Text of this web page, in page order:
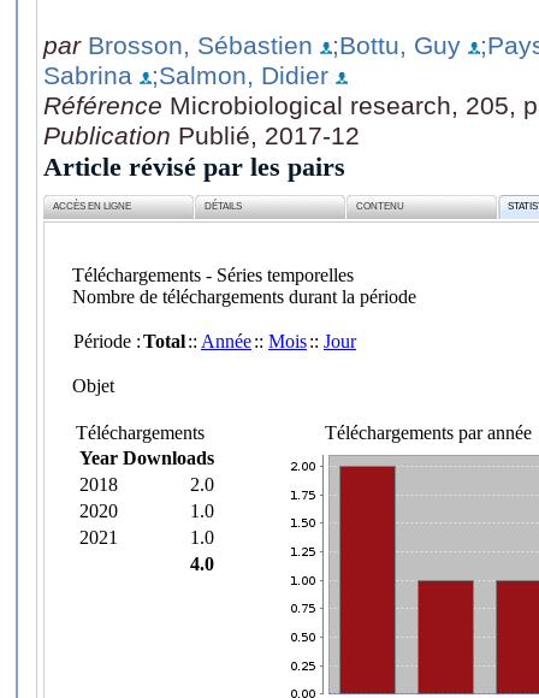
par Brosson, Sébastien ;Bottu, Guy
Sabrina
;Salmon, Didier
Référence Microbiological research, 205,
Publication Publié, 2017-12
Article révisé par les pairs
ACCÈS EN LIGNE DÉTAILS CONTENU